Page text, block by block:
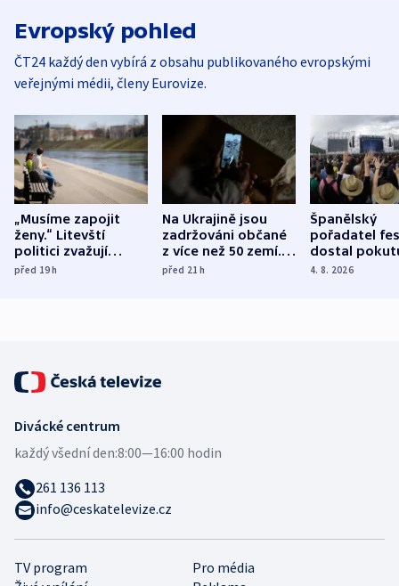
Evropský pohled
ČT24 každý den vybírá z obsahu publikovaného evropskými
veřejnými médii, členy Eurovize.
„Musíme zapojit
ženy.“ Litevští
politici zvažují
dohodu o
před 19h
Na Ukrajině jsou
zadržováni občané
z více než 50 zemí.
Bojovali na straně
před 21h
Španělský
pořadatel
dostal
nekalé
4. 8. 2026
TV program
Pro média
Divácké centrum
každý všední den:8:00—16:00 hodin
261 136 113
info@ceskatelevize.cz